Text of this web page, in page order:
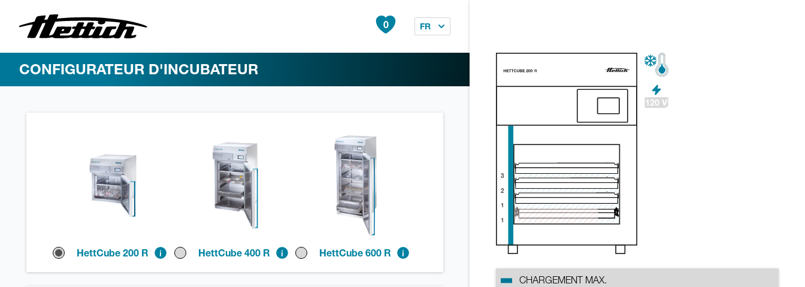
0 FR
CONFIGURATEUR D'INCUBATEUR
HettCube 200 R HettCube 400 R HettCube 600 R
1
1
2
3
CHARGEMENT MAX.